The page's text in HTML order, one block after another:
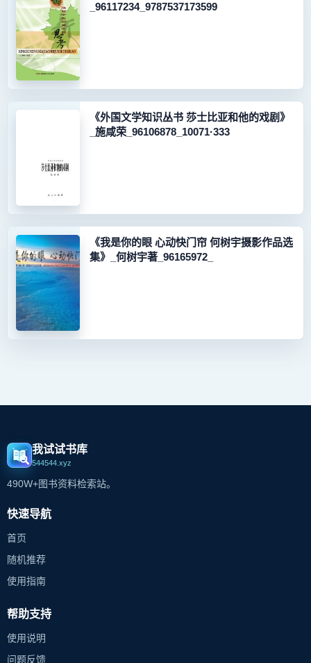
_96117234_9787537173599
《外国文学知识丛书 莎士比亚和他的戏剧》
_施咸荣_96106878_10071·333
《我是你的眼 心动快门帘 何树宇摄影作品选
集》_何树宇著_96165972_
我试试书库
544544.xyz
490W+图书资料检索站。
快速导航
首页
随机推荐
使用指南
帮助支持
使用说明
问题反馈